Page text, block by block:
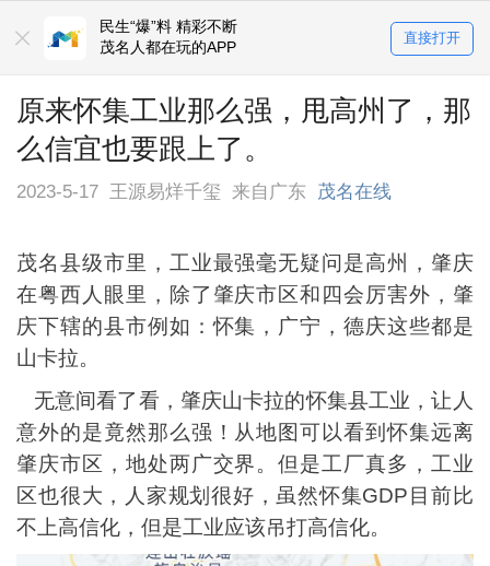
民生“爆”料 精彩不断
茂名人都在玩的APP
直接打开
原来怀集工业那么强，甩高州了，那
么信宜也要跟上了。
2023-5-17 王源易烊千玺 来自广东 茂名在线
茂名县级市里，工业最强毫无疑问是高州，肇庆
在粤西人眼里，除了肇庆市区和四会厉害外，肇
庆下辖的县市例如：怀集，广宁，德庆这些都是
山卡拉。
无意间看了看，肇庆山卡拉的怀集县工业，让人
意外的是竟然那么强！从地图可以看到怀集远离
肇庆市区，地处两广交界。但是工厂真多，工业
区也很大，人家规划很好，虽然怀集GDP目前比
不上高信化，但是工业应该吊打高信化。